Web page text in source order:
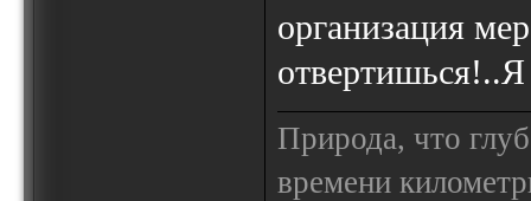
организация
Природа, что
времени